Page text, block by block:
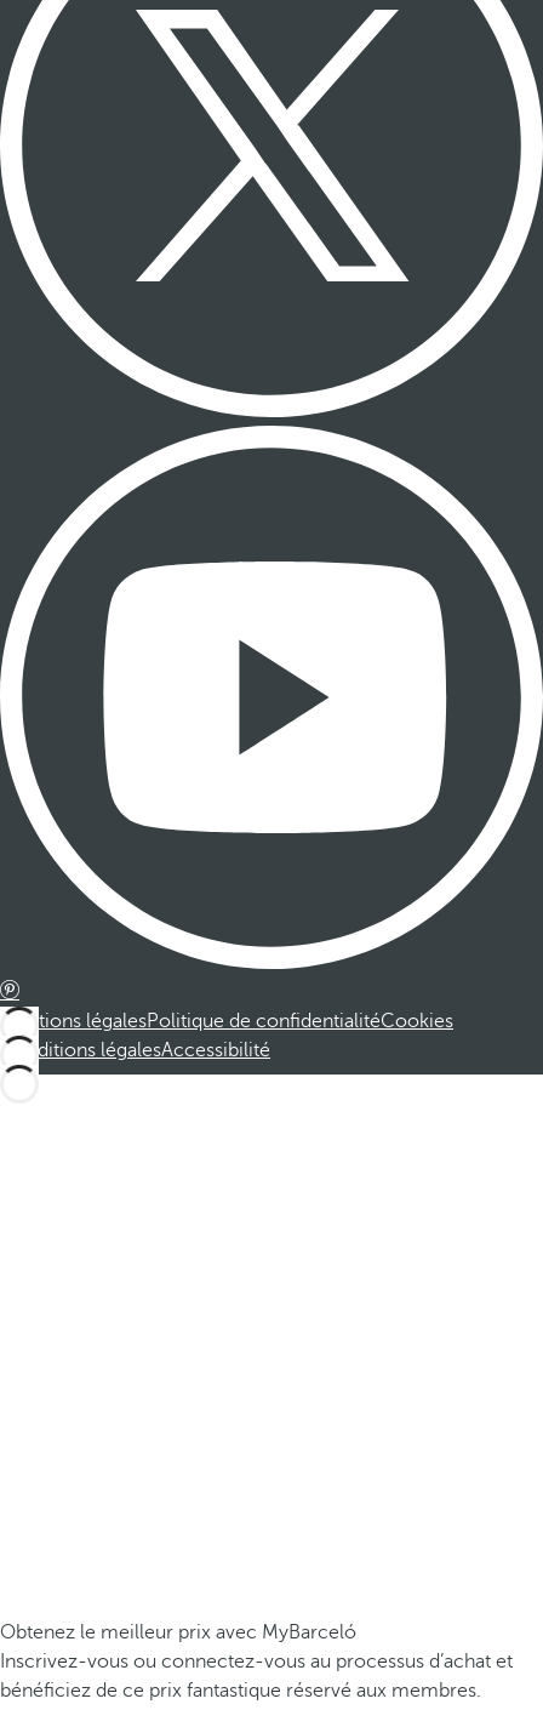
Mentions légalesPolitique de confidentialitéCookies
Conditions légalesAccessibilité
Obtenez le meilleur prix avec MyBarceló
Inscrivez-vous ou connectez-vous au processus d’achat et
bénéficiez de ce prix fantastique réservé aux membres.